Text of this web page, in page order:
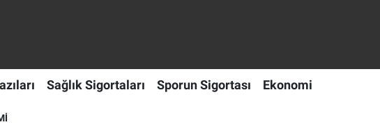
Sağlık Sigortaları Sporun Sigortası Ekonomi